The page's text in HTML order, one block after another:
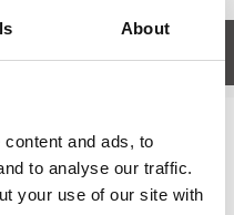
About
and ads, to
to analyse our traffic.
your use of our site with
2027